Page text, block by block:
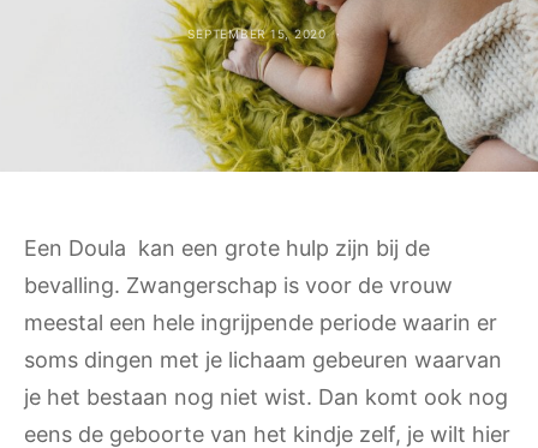
SEPTEMBER 15, 2020
Een Doula kan een grote hulp zijn bij de
bevalling. Zwangerschap is voor de vrouw
meestal een hele ingrijpende periode waarin er
soms dingen met je lichaam gebeuren waarvan
je het bestaan nog niet wist. Dan komt ook nog
eens de geboorte van het kindje zelf, je wilt hier